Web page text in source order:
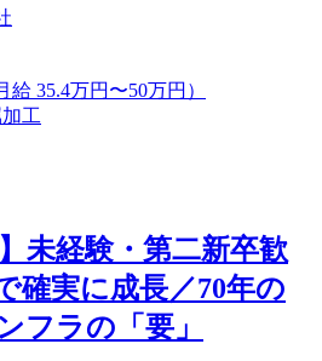
35.4万円〜50万円）
工
未経験・第二新卒歓
確実に成長／70年の
フラの「要」